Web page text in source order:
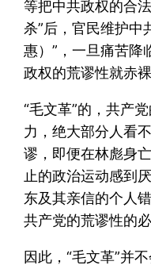
等把中共政权的合
杀”后，官民维护中
惠）”，一旦痛苦降
政权的荒谬性就赤
“毛文革”的，共产
力，绝大部分人看
谬，即便在林彪身
止的政治运动感到
东及其亲信的个人
共产党的荒谬性的
因此，“毛文革”并